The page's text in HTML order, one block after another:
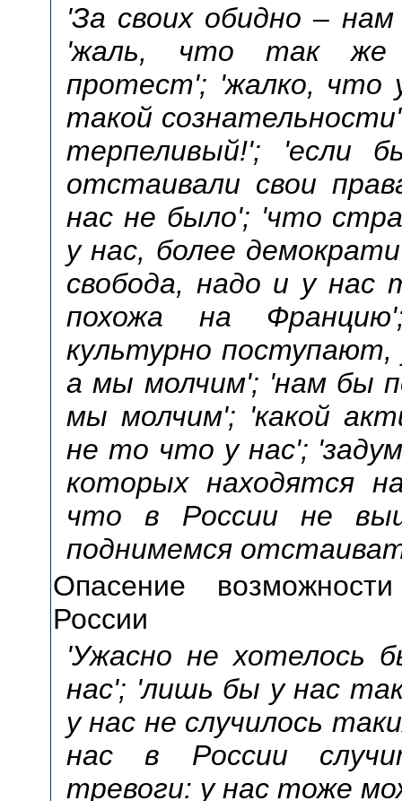
'За своих обидно –
'жаль, что так же
протест'; 'жалко, что
такой
терпеливый!'; 'если
отстаивали свои
нас не было'; 'что
у нас, более
свобода, надо и у нас
похожа на
культурно
а мы молчим'; 'нам бы
мы молчим'; 'какой
не то что у нас';
которых находятся
что в России не
поднимемся
Опасение
России
'Ужасно не хотелось
нас'; 'лишь бы у нас
у нас не случилось
нас в России
тревоги: у нас тоже